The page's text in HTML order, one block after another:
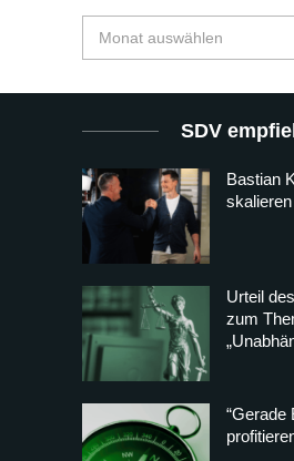
SDV
Bastian
Urteil
zum
“Gerade